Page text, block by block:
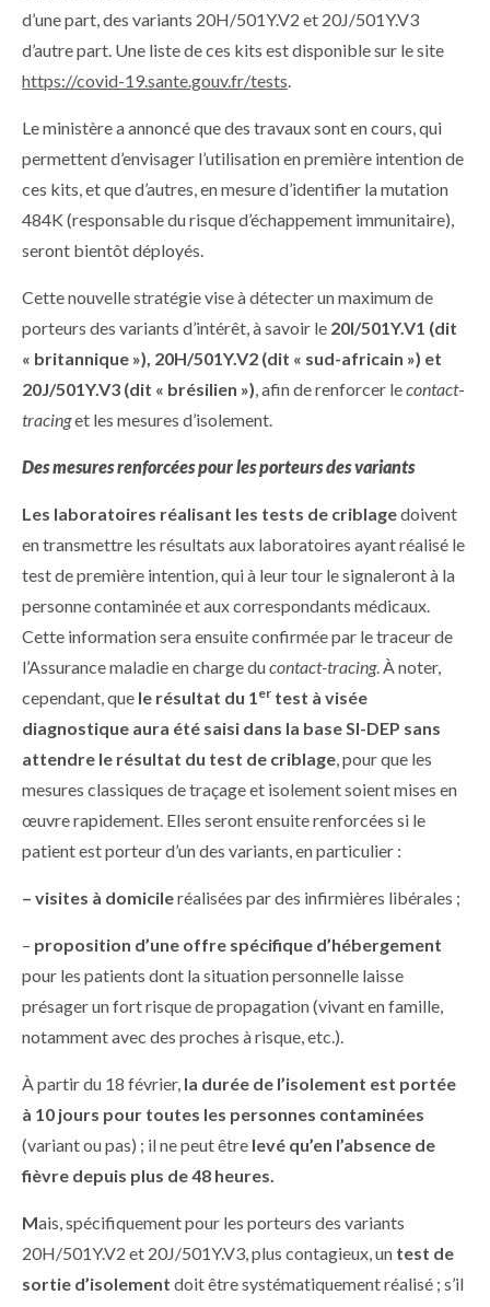
d’une part, des variants 20H/501Y.V2 et 20J/501Y.V3
d’autre part. Une liste de ces kits est disponible sur le site
https://covid-19.sante.gouv.fr/tests.
Le ministère a annoncé que des travaux sont en cours, qui
permettent d’envisager l’utilisation en première intention de
ces kits, et que d’autres, en mesure d’identifier la mutation
484K (responsable du risque d’échappement immunitaire),
seront bientôt déployés.
Cette nouvelle stratégie vise à détecter un maximum de
porteurs des variants d’intérêt, à savoir le 20I/501Y.V1 (dit
« britannique »), 20H/501Y.V2 (dit « sud-africain ») et
20J/501Y.V3 (dit « brésilien »), afin de renforcer lecontact-
tracinget les mesures d’isolement.
Des mesures renforcées pour les porteurs des variants
Les laboratoires réalisant les tests de criblagedoivent
en transmettre les résultats aux laboratoires ayant réalisé le
test de première intention, qui à leur tour le signaleront à la
personne contaminée et aux correspondants médicaux.
Cette information sera ensuite confirmée par le traceur de
l’Assurance maladie en charge ducontact-tracing. À noter,
cependant, que le résultat du 1er test à visée
diagnostique aura été saisi dans la base SI-DEP sans
attendre le résultat du test de criblage, pour que les
mesures classiques de traçage et isolement soient mises en
œuvre rapidement. Elles seront ensuite renforcées si le
patient est porteur d’un des variants, en particulier :
– visites à domicileréalisées par des infirmières libérales ;
– proposition d’une offre spécifique d’hébergement
pour les patients dont la situation personnelle laisse
présager un fort risque de propagation (vivant en famille,
notamment avec des proches à risque, etc.).
À partir du 18 février, la durée de l’isolement est portée
à 10 jours pour toutes les personnes contaminées
(variant ou pas) ; il ne peut être levé qu’en l’absence de
fièvre depuis plus de 48 heures.
Mais, spécifiquement pour les porteurs des variants
20H/501Y.V2 et 20J/501Y.V3, plus contagieux, un test de
sortie d’isolement doit être systématiquement réalisé ; s’il